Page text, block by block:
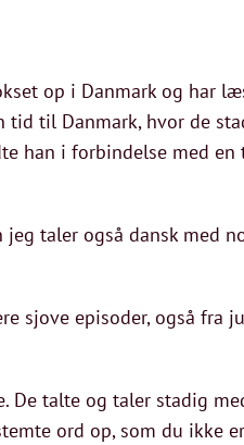
op i Danmark og har
tid til Danmark, hvor de
han i forbindelse med
taler også dansk med
sjove episoder, også fra
De talte og taler stadig
ord op, som du ikke